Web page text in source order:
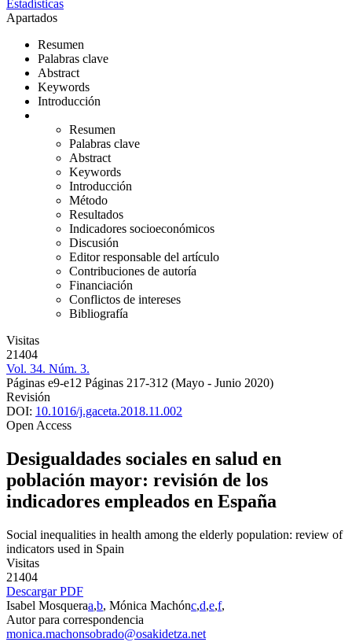
Estadísticas
Apartados
Resumen
Palabras clave
Abstract
Keywords
Introducción
Resumen
Palabras clave
Abstract
Keywords
Introducción
Método
Resultados
Indicadores socioeconómicos
Discusión
Editor responsable del artículo
Contribuciones de autoría
Financiación
Conflictos de intereses
Bibliografía
Visitas
21404
Vol. 34. Núm. 3.
Páginas e9-e12 Páginas 217-312 (Mayo - Junio 2020)
Revisión
DOI: 10.1016/j.gaceta.2018.11.002
Open Access
Desigualdades sociales en salud en
población mayor: revisión de los
indicadores empleados en España
Social inequalities in health among the elderly population: review of
indicators used in Spain
Visitas
21404
Descargar PDF
Isabel Mosqueraa,b, Mónica Machónc,d,e,f,
Autor para correspondencia
monica.machonsobrado@osakidetza.net